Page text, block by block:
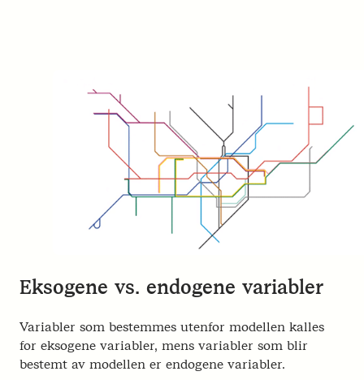
Eksogene vs. endogene variabler
Variabler som bestemmes utenfor modellen kalles
for eksogene variabler, mens variabler som blir
bestemt av modellen er endogene variabler.